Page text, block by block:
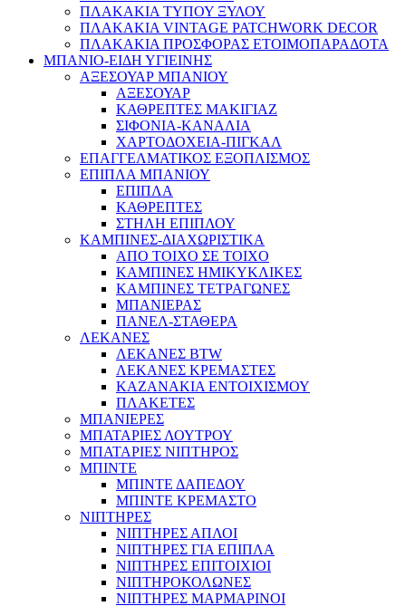
ΠΛΑΚΑΚΙΑ ΤΥΠΟΥ ΞΥΛΟΥ
ΠΛΑΚΑΚΙΑ VINTAGE PATCHWORK DECOR
ΠΛΑΚΑΚΙΑ ΠΡΟΣΦΟΡΑΣ ΕΤΟΙΜΟΠΑΡΑΔΟΤΑ
ΜΠΑΝΙΟ-ΕΙΔΗ ΥΓΙΕΙΝΗΣ
ΑΞΕΣΟΥΑΡ ΜΠΑΝΙΟΥ
ΑΞΕΣΟΥΑΡ
ΚΑΘΡΕΠΤΕΣ ΜΑΚΙΓΙΑΖ
ΣΙΦΟΝΙΑ-ΚΑΝΑΛΙΑ
ΧΑΡΤΟΔΟΧΕΙΑ-ΠΙΓΚΑΛ
ΕΠΑΓΓΕΛΜΑΤΙΚΟΣ ΕΞΟΠΛΙΣΜΟΣ
ΕΠΙΠΛΑ ΜΠΑΝΙΟΥ
ΕΠΙΠΛΑ
ΚΑΘΡΕΠΤΕΣ
ΣΤΗΛΗ ΕΠΙΠΛΟΥ
ΚΑΜΠΙΝΕΣ-ΔΙΑΧΩΡΙΣΤΙΚΑ
ΑΠΟ ΤΟΙΧΟ ΣΕ ΤΟΙΧΟ
ΚΑΜΠΙΝΕΣ ΗΜΙΚΥΚΛΙΚΕΣ
ΚΑΜΠΙΝΕΣ ΤΕΤΡΑΓΩΝΕΣ
ΜΠΑΝΙΕΡΑΣ
ΠΑΝΕΛ-ΣΤΑΘΕΡΑ
ΛΕΚΑΝΕΣ
ΛΕΚΑΝΕΣ BTW
ΛΕΚΑΝΕΣ ΚΡΕΜΑΣΤΕΣ
ΚΑΖΑΝΑΚΙΑ ΕΝΤΟΙΧΙΣΜΟΥ
ΠΛΑΚΕΤΕΣ
ΜΠΑΝΙΕΡΕΣ
ΜΠΑΤΑΡΙΕΣ ΛΟΥΤΡΟΥ
ΜΠΑΤΑΡΙΕΣ ΝΙΠΤΗΡΟΣ
ΜΠΙΝΤΕ
ΜΠΙΝΤΕ ΔΑΠΕΔΟΥ
ΜΠΙΝΤΕ ΚΡΕΜΑΣΤΟ
ΝΙΠΤΗΡΕΣ
ΝΙΠΤΗΡΕΣ ΑΠΛΟΙ
ΝΙΠΤΗΡΕΣ ΓΙΑ ΕΠΙΠΛΑ
ΝΙΠΤΗΡΕΣ ΕΠΙΤΟΙΧΙΟΙ
ΝΙΠΤΗΡΟΚΟΛΩΝΕΣ
ΝΙΠΤΗΡΕΣ ΜΑΡΜΑΡΙΝΟΙ